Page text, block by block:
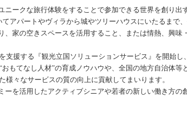
ニークな旅行体験をすることで参加できる世界を創り出
てアパートやヴィラから城やツリーハウスにいたるまで
、家の空きスペースを活用すること、または情熱、興味
支援する『観光立国ソリューションサービス』を開始
もてなし人材”の育成ノウハウや、全国の地方自治体
々なサービスの質の向上に貢献してまいります。
ーを活用したアクティブシニアや若者の新しい働き方の